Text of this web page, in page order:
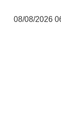
08/08/2026